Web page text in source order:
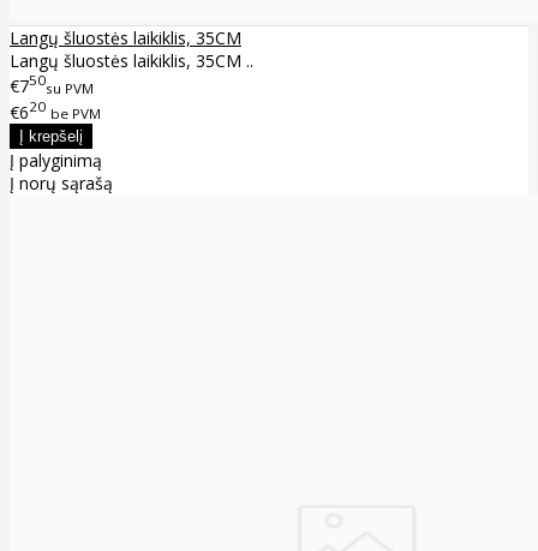
Langų šluostės laikiklis, 35CM
Langų šluostės laikiklis, 35CM ..
€750su PVM
€620 be PVM
Į palyginimą
Į norų sąrašą